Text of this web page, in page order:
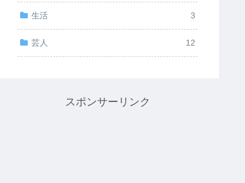
生活 3
芸人 12
スポンサーリンク